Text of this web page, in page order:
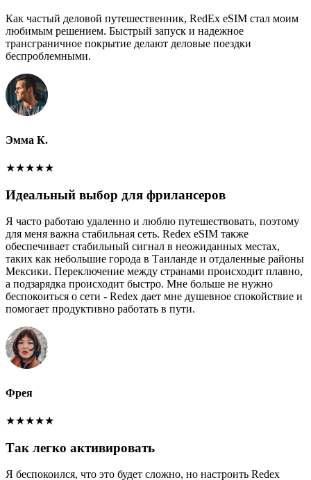
Как частый деловой путешественник, RedEx eSIM стал моим
любимым решением. Быстрый запуск и надежное
трансграничное покрытие делают деловые поездки
беспроблемными.
Эмма К.
★★★★★
Идеальный выбор для фрилансеров
Я часто работаю удаленно и люблю путешествовать, поэтому
для меня важна стабильная сеть. Redex eSIM также
обеспечивает стабильный сигнал в неожиданных местах,
таких как небольшие города в Таиланде и отдаленные районы
Мексики. Переключение между странами происходит плавно,
а подзарядка происходит быстро. Мне больше не нужно
беспокоиться о сети - Redex дает мне душевное спокойствие и
помогает продуктивно работать в пути.
Фрея
★★★★★
Так легко активировать
Я беспокоился, что это будет сложно, но настроить Redex